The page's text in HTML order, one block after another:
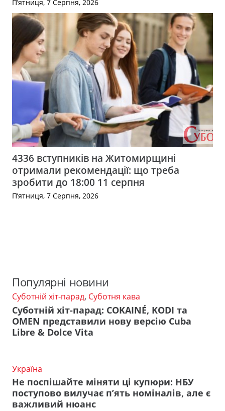
П’ятниця, 7 Серпня, 2026
4336 вступників на Житомирщині
отримали рекомендації: що треба
зробити до 18:00 11 серпня
П’ятниця, 7 Серпня, 2026
Популярні новини
Суботній хіт-парад, Суботня кава
Суботній хіт-парад: COKAINÉ, KODI та
OMEN представили нову версію Cuba
Libre & Dolce Vita
Україна
Не поспішайте міняти ці купюри: НБУ
поступово вилучає п’ять номіналів, але є
важливий нюанс